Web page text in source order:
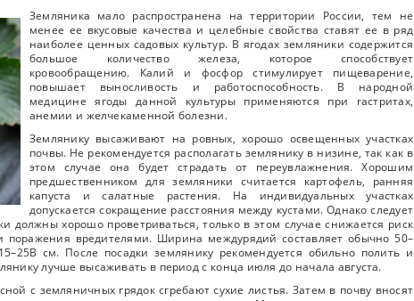
Земляника мало распространена на территории России, тем не
менее ее вкусовые качества и целебные свойства ставят ее в ряд
наиболее ценных садовых культур. В ягодах земляники содержится
большое количество железа, которое способствует
кровообращению. Калий и фосфор стимулирует пищеварение,
повышает выносливость и работоспособность. В народной
медицине ягоды данной культуры применяются при гастритах,
анемии и желчекаменной болезни.
Землянику высаживают на ровных, хорошо освещенных участках
почвы. Не рекомендуется располагать землянику в низине, так как в
этом случае она будет страдать от переувлажнения. Хорошим
предшественником для земляники считается картофель, ранняя
капуста и салатные растения. На индивидуальных участках
допускается сокращение расстояния между кустами. Однако следует
должны хорошо проветриваться, только в этом случае снижается риск
поражения вредителями. Ширина междурядий составляет обычно 50–
см. После посадки землянику рекомендуется обильно полить и
лучше высаживать в период с конца июля до начала августа.
с земляничных грядок сгребают сухие листья. Затем в почву вносят